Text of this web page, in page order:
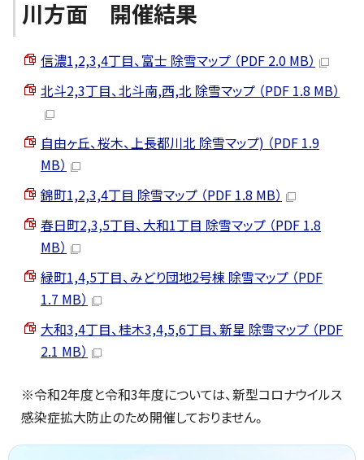
川方面 開催結果
信濃1,2,3,4丁目、富士 除雪マップ （PDF 2.0 MB）
北斗2,3丁目、北斗南,西,北 除雪マップ （PDF 1.8 MB）
自由ヶ丘、桜木、上長都川北 除雪マップ) （PDF 1.9
MB）
錦町1,2,3,4丁目 除雪マップ （PDF 1.8 MB）
春日町2,3,5丁目、大和1丁目 除雪マップ （PDF 1.8
MB）
緑町1,4,5丁目、みどり団地2号棟 除雪マップ （PDF
1.7 MB）
大和3,4丁目、桂木3,4,5,6丁目、新星 除雪マップ （PDF
2.1 MB）
※令和2年度と令和3年度については、新型コロナウイルス
感染症拡大防止のため開催しておりません。